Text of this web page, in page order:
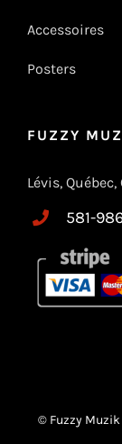
Accessoires
Posters
FUZZY
Lévis,
581-
© Fuzzy Muzik